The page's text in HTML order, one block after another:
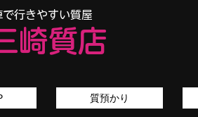
行きやすい質屋
崎質店
質預かり